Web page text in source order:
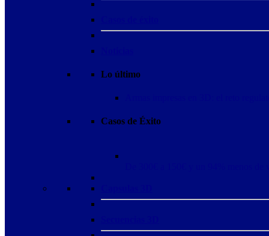
Lo último
Casos de Éxito
De 300€ a 150€ y un 94% menos